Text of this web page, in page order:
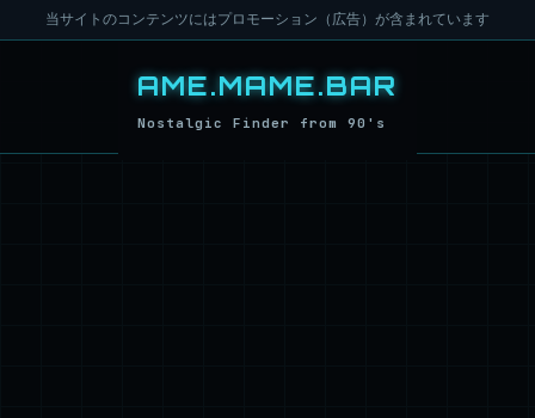
当サイトのコンテンツにはプロモーション（広告）が含まれています